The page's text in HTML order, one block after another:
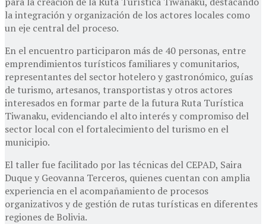
la integración y organización de los actores locales como
un eje central del proceso.
En el encuentro participaron más de 40 personas, entre
emprendimientos turísticos familiares y comunitarios,
representantes del sector hotelero y gastronómico, guías
de turismo, artesanos, transportistas y otros actores
interesados en formar parte de la futura Ruta Turística
Tiwanaku, evidenciando el alto interés y compromiso del
sector local con el fortalecimiento del turismo en el
municipio.
El taller fue facilitado por las técnicas del CEPAD, Saira
Duque y Geovanna Terceros, quienes cuentan con amplia
experiencia en el acompañamiento de procesos
organizativos y de gestión de rutas turísticas en diferentes
regiones de Bolivia.